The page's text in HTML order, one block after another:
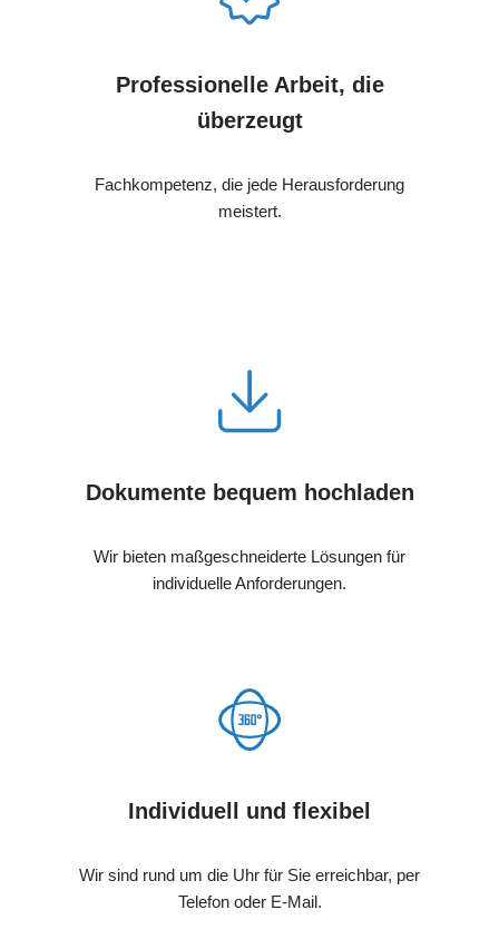
Professionelle Arbeit, die
überzeugt
Fachkompetenz, die jede Herausforderung
meistert.
Dokumente bequem hochladen
Wir bieten maßgeschneiderte Lösungen für
individuelle Anforderungen.
Individuell und flexibel
Wir sind rund um die Uhr für Sie erreichbar, per
Telefon oder E-Mail.